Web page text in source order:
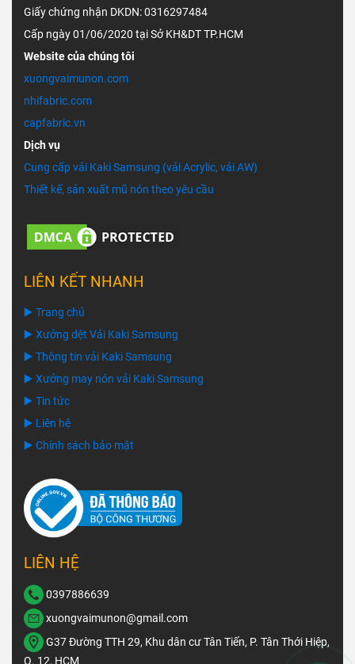
Giấy chứng nhận DKDN: 0316297484
Cấp ngày 01/06/2020 tại Sở KH&DT TP.HCM
Website của chúng tôi
xuongvaimunon.com
nhifabric.com
capfabric.vn
Dịch vụ
Cung cấp vải Kaki Samsung (vải Acrylic, vải AW)
Thiết kế, sản xuất mũ nón theo yêu cầu
LIÊN KẾT NHANH
▶️ Trang chủ
▶️ Xưởng dệt Vải Kaki Samsung
▶️ Thông tin vải Kaki Samsung
▶️ Xưởng may nón vải Kaki Samsung
▶️ Tin tức
▶️ Liên hệ
▶️ Chính sách bảo mật
LIÊN HỆ
0397886639
xuongvaimunon@gmail.com
G37 Đường TTH 29, Khu dân cư Tân Tiến, P. Tân Thới Hiệp,